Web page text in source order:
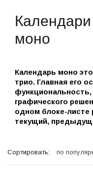
моно
Календарь моно
трио. Главная его
функциональность,
графического
одном блоке-листе
текущий,
Сортировать: по